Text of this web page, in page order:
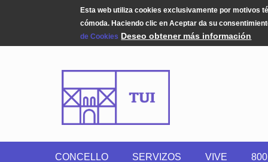
Esta web utiliza cookies exclusivamente por motivos
cómoda. Haciendo clic en Aceptar da su
de Cookies Deseo obtener más información
CONCELLO SERVIZOS VIVE